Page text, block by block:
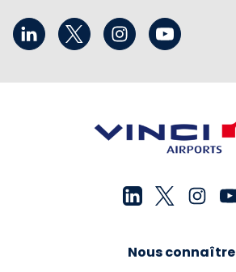
Nous connaître